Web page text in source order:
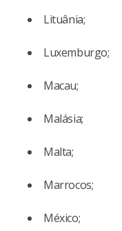
Lituânia;
Luxemburgo;
Macau;
Malásia;
Malta;
Marrocos;
México;